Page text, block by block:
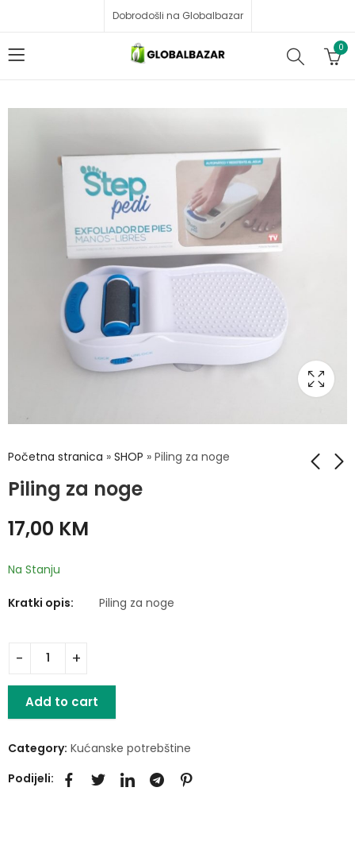
Dobrodošli na Globalbazar
0
Početna stranica » SHOP » Piling za noge
Piling za noge
17,00 KM
Na Stanju
Kratki opis: Piling za noge
Add to cart
Category: Kućanske potrebštine
Podijeli: